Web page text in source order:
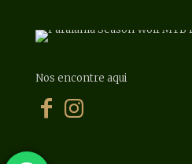
Nos encontre aqui